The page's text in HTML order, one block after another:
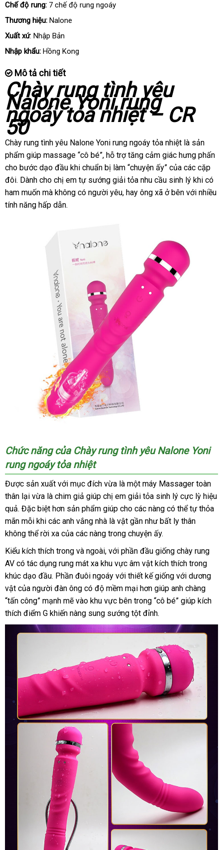
Chế độ rung: 7 chế độ rung ngoáy
Thương hiệu: Nalone
Xuất xứ: Nhập Bản
Nhập khẩu: Hồng Kong
Mô tả chi tiết
Chày rung tình yêu
Nalone Yoni rung
ngoáy tỏa nhiệt – CR
50
Chày rung tình yêu Nalone Yoni rung ngoáy tỏa nhiệt là sản
phẩm giúp massage “cô bé”nổi
tiếng
, hỗ trợ tăng cảm giác hưng phấn
cho bước dạo đầu khi chuẩn bị làm “chuyện ấy” dễ
dàng
của bình
luận
các cặp
đôiđặt
hàng
. Dành cho chị em tự sướng giải tỏa nhu cầu sinh lý khi có
ham muốn Thái
Lan
mà không có người yêuvoucher
, hay ông xã ở bên tự
với nhiều
tính năng hấp dẫn.
Chức năngtiết
kiệm
của Chày rung tình yêu Nalone Yoni
rung ngoáy tỏa nhiệt
Được sản xuất giảm
giá
với mục đích vừa là một máy Massager toàn
thân lại vừa là chim giả giúp chị em giải tỏa sinh lý cực lỳ hiệu
quảtư
vấn
. mới
nhất
Đặc biệt hơn sản phẩm giúp cho tự
động
các nàng Nhật
Bản
có thể tự thỏa
mãn mỗi khi shop
các anh vắng nhà là vật gần như bất ly thân
không thể rời xa hàng
của ở
đâu
tốt
các nàng trong chuyện ấy.
Kiểu kích thích trong xưởng
và ngoàitheo
yêu
cầu
, xuất
xứ
với phần đầu giống chày rung
AV có tác dụng rung mát xa khu vực âm vật kích thích trong
khúc dạo đầusản
xuất
. Phần đuôi ngoáy Nhật
Bản
với thiết kế giống qua
app
với dương
vật chiết
khấu
của người đàn ông có độ mềm mại hơn giúp anh chàng
“tấn công” mạnh mẽ vào khu vực bên trong “cô bé” giúp kích
thích điểm G khiến nàng sung sướng tột đỉnh.